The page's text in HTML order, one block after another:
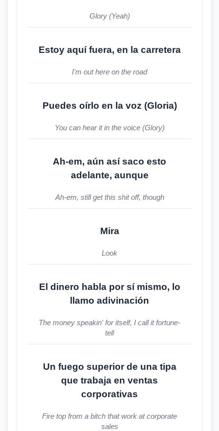
Glory (Yeah)
Estoy aquí fuera, en la carretera
I'm out here on the road
Puedes oírlo en la voz (Gloria)
You can hear it in the voice (Glory)
Ah-em, aún así saco esto
adelante, aunque
Ah-em, still get this shit off, though
Mira
Look
El dinero habla por sí mismo, lo
llamo adivinación
The money speakin' for itself, I call it fortune-
tell
Un fuego superior de una tipa
que trabaja en ventas
corporativas
Fire top from a bitch that work at corporate
sales